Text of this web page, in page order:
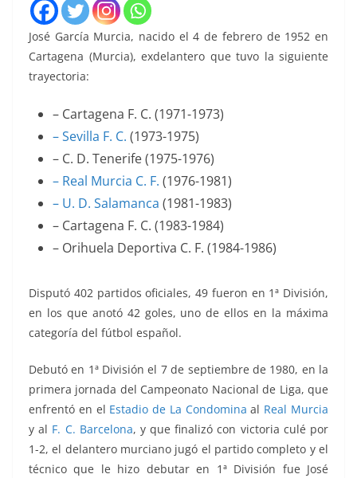
José García Murcia, nacido el 4 de febrero de 1952 en
Cartagena (Murcia), exdelantero que tuvo la siguiente
trayectoria:
– Cartagena F. C. (1971-1973)
– Sevilla F. C. (1973-1975)
– C. D. Tenerife (1975-1976)
– Real Murcia C. F. (1976-1981)
– U. D. Salamanca (1981-1983)
– Cartagena F. C. (1983-1984)
– Orihuela Deportiva C. F. (1984-1986)
Disputó 402 partidos oficiales, 49 fueron en 1ª División,
en los que anotó 42 goles, uno de ellos en la máxima
categoría del fútbol español.
Debutó en 1ª División el 7 de septiembre de 1980, en la
primera jornada del Campeonato Nacional de Liga, que
enfrentó en el Estadio de La Condomina al Real Murcia
y al F. C. Barcelona, y que finalizó con victoria culé por
1-2, el delantero murciano jugó el partido completo y el
técnico que le hizo debutar en 1ª División fue José